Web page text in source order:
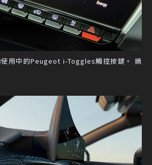
用中的Peugeot i-Toggles觸控按鍵。 摘